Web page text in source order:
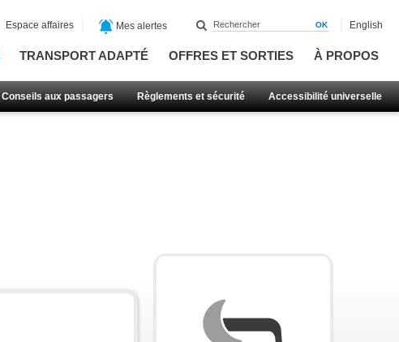
TRANSPORT ADAPTÉ OFFRES ET SORTIES À PROPOS
Conseils aux passagers Règlements et sécurité Accessibilité universelle
Espace affaires Mes alertes English